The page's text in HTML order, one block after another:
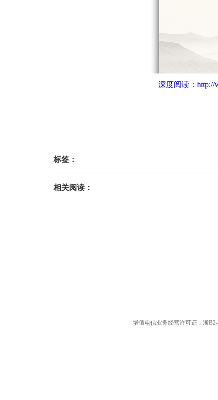
深度阅读： http://
标签：
相关阅读：
增值电信业务经营许可证：浙